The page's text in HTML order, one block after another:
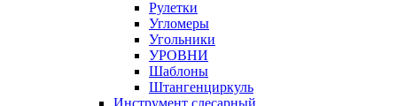
Рулетки
Угломеры
Угольники
УРОВНИ
Шаблоны
Штангенциркуль
Инструмент слесарный